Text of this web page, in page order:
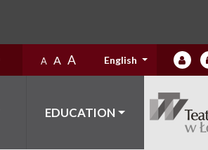
A A A English
EDUCATION